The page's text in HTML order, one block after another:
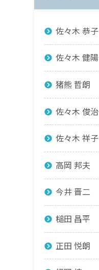
佐々木 恭子
佐々木 健陽
猪熊 哲朗
佐々木 俊治
佐々木 祥子
高岡 邦夫
今井 晋二
槌田 昌平
正田 悦朗